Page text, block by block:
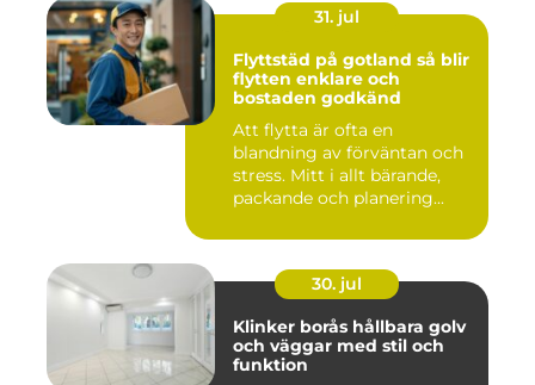
31. jul
Flyttstäd på gotland så blir
flytten enklare och
bostaden godkänd
Att flytta är ofta en
blandning av förväntan och
stress. Mitt i allt bärande,
packande och planering...
30. jul
Klinker borås hållbara golv
och väggar med stil och
funktion